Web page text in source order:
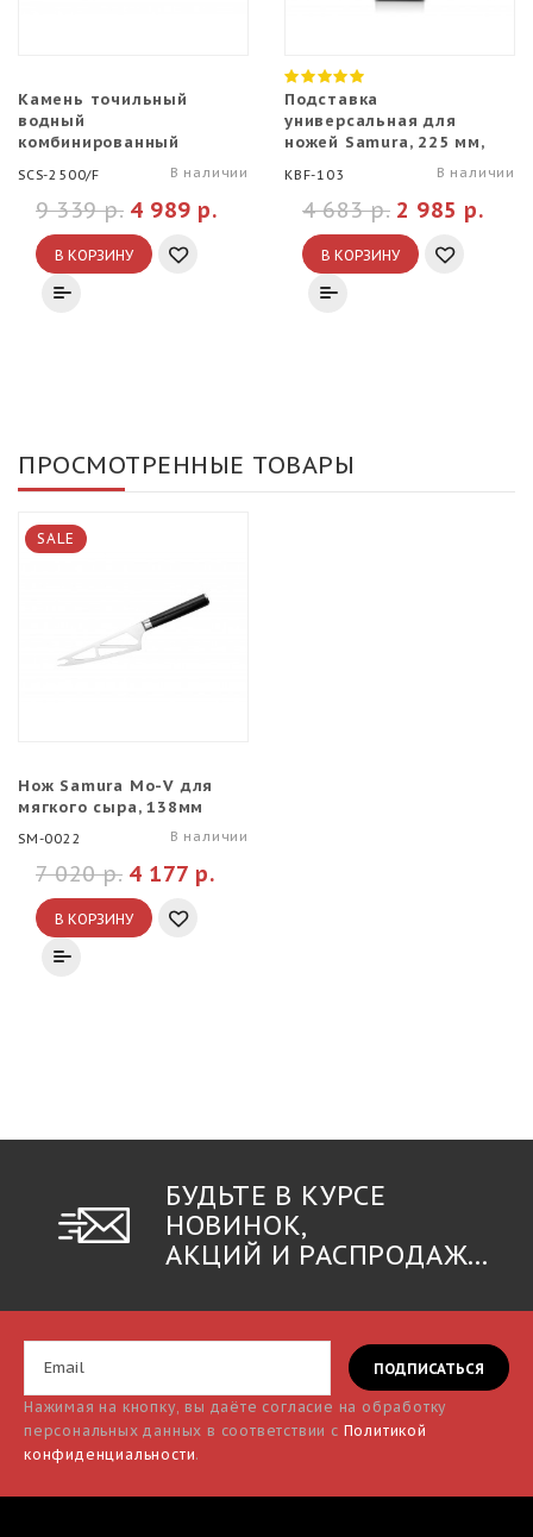
Камень точильный
водный
комбинированный
Samura 2000#/5000#
SCS-2500/F В наличии
4 989 р.
9 339 р.
В КОРЗИНУ
Подставка
универсальная для
ножей Samura, 225 мм,
KBF-103 В наличии
2 985 р.
4 683 р.
В КОРЗИНУ
ПРОСМОТРЕННЫЕ ТОВАРЫ
SALE
Нож Samura Mo-V для
мягкого сыра, 138мм
SM-0022 В наличии
4 177 р.
7 020 р.
В КОРЗИНУ
БУДЬТЕ В КУРСЕ
НОВИНОК,
АКЦИЙ И РАСПРОДАЖ...
Нажимая на кнопку, вы даёте согласие на обработку
персональных данных в соответствии с Политикой
конфиденциальности.